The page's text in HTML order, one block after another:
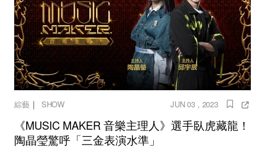
綜藝｜ SHOW JUN 03 , 2023
《MUSIC MAKER 音樂主理人》選手臥虎藏龍！
陶晶瑩驚呼「三金表演水準」